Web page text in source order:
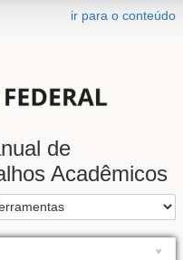
ir para o conteúdo
de
Acadêmicos